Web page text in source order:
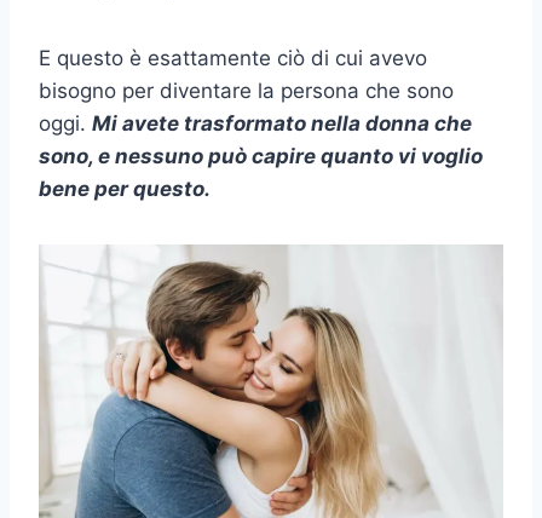
E questo è esattamente ciò di cui avevo
bisogno per diventare la persona che sono
oggi. Mi avete trasformato nella donna che
sono, e nessuno può capire quanto vi voglio
bene per questo.